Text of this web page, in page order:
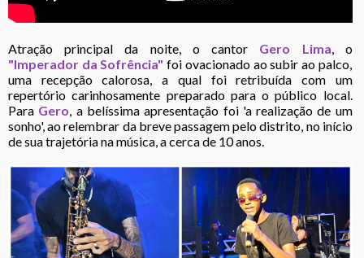
Atração principal da noite, o cantor Gero Lima, o
"Imperador da Sofrência" foi ovacionado ao subir ao palco,
uma recepção calorosa, a qual foi retribuída com um
repertório carinhosamente preparado para o público local.
Para Gero, a belíssima apresentação foi 'a realização de um
sonho', ao relembrar da breve passagem pelo distrito, no início
de sua trajetória na música, a cerca de 10 anos.